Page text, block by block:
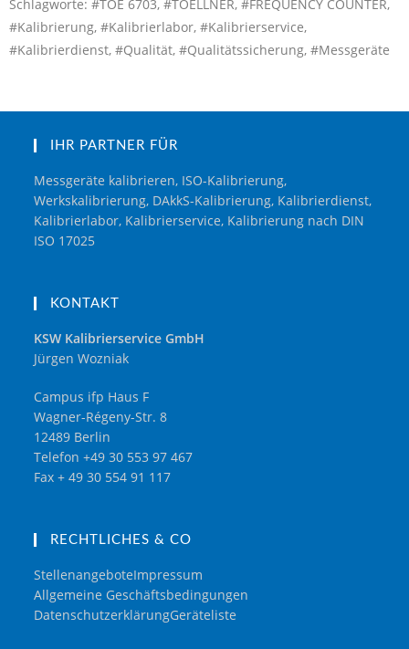
Schlagworte: #TOE 6703, #TOELLNER, #FREQUENCY COUNTER,
#Kalibrierung, #Kalibrierlabor, #Kalibrierservice,
#Kalibrierdienst, #Qualität, #Qualitätssicherung, #Messgeräte
IHR PARTNER FÜR
Messgeräte kalibrieren, ISO-Kalibrierung,
Werkskalibrierung, DAkkS-Kalibrierung, Kalibrierdienst,
Kalibrierlabor, Kalibrierservice, Kalibrierung nach DIN
ISO 17025
KONTAKT
KSW Kalibrierservice GmbH
Jürgen Wozniak
Campus ifp Haus F
Wagner-Régeny-Str. 8
12489 Berlin
Telefon +49 30 553 97 467
Fax + 49 30 554 91 117
RECHTLICHES & CO
StellenangeboteImpressum
Allgemeine Geschäftsbedingungen
DatenschutzerklärungGeräteliste